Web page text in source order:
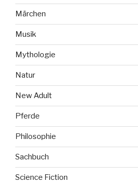
Märchen
Musik
Mythologie
Natur
New Adult
Pferde
Philosophie
Sachbuch
Science Fiction